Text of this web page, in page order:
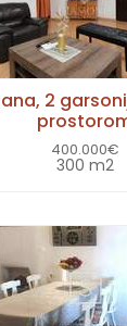
2
400.000€
300 m2